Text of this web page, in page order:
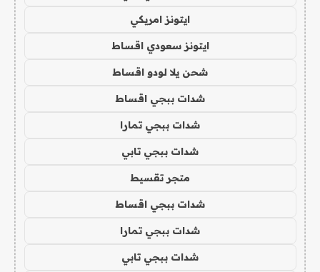
ايتونز امريكي
ايتونز سعودي اقساط
شحن يلا لودو اقساط
شدات ببجي اقساط
شدات ببجي تمارا
شدات ببجي تابي
متجر تقسيط
شدات ببجي اقساط
شدات ببجي تمارا
شدات ببجي تابي